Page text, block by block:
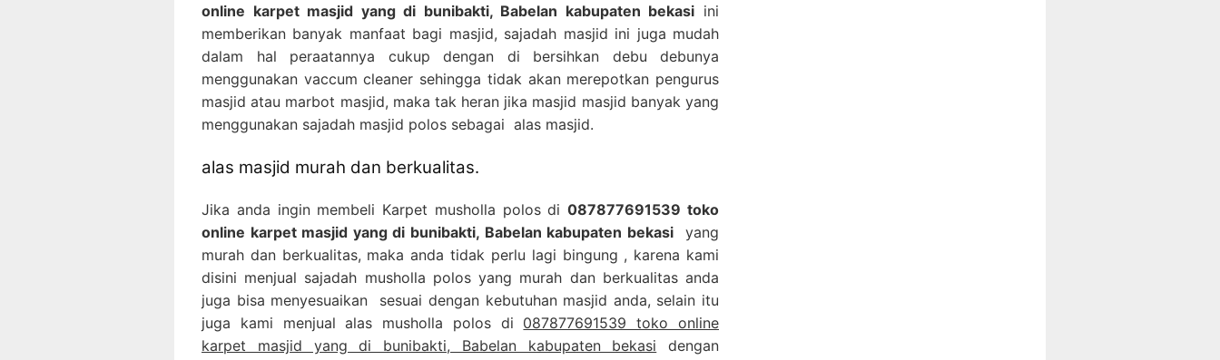
online karpet masjid yang di bunibakti, Babelan kabupaten bekasi ini
memberikan banyak manfaat bagi masjid, sajadah masjid ini juga mudah
dalam hal peraatannya cukup dengan di bersihkan debu debunya
menggunakan vaccum cleaner sehingga tidak akan merepotkan pengurus
masjid atau marbot masjid, maka tak heran jika masjid masjid banyak yang
menggunakan sajadah masjid polos sebagai alas masjid.
alas masjid murah dan berkualitas.
Jika anda ingin membeli Karpet musholla polos di087877691539 toko
online karpet masjid yang di bunibakti, Babelan kabupaten bekasiyang
murah dan berkualitas, maka anda tidak perlu lagi bingung , karena kami
disini menjual sajadah musholla polos yang murah dan berkualitas anda
juga bisa menyesuaikan sesuai dengan kebutuhan masjid anda, selain itu
juga kami menjual alas musholla polos di 087877691539 toko online
karpet masjid yang di bunibakti, Babelan kabupaten bekasi dengan